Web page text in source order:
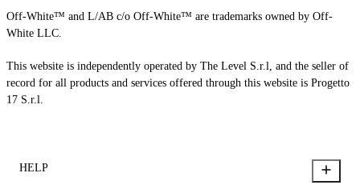
Off-White™ and L/AB c/o Off-White™ are trademarks owned by Off-
White LLC.
This website is independently operated by The Level S.r.l, and the seller of
record for all products and services offered through this website is Progetto
17 S.r.l.
HELP